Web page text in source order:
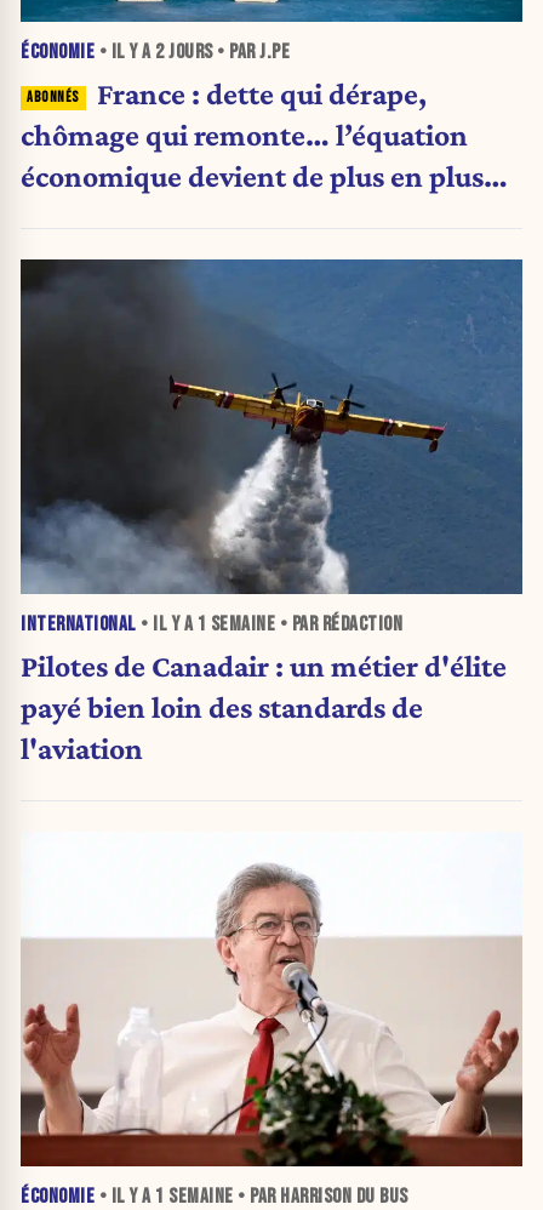
ÉCONOMIE • IL Y A 2 JOURS• PAR J.PE
France : dette qui dérape,
chômage qui remonte… l’équation
économique devient de plus en plus
INTERNATIONAL • IL Y A 1 SEMAINE • PAR RÉDACTION
Pilotes de Canadair : un métier d'élite
payé bien loin des standards de
l'aviation
ÉCONOMIE • IL Y A 1 SEMAINE • PAR HARRISON DU BUS